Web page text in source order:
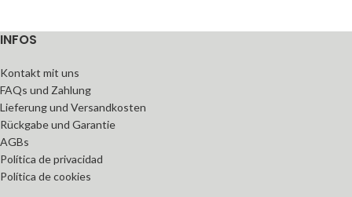
INFOS
Kontakt mit uns
FAQs und Zahlung
Lieferung und Versandkosten
Rückgabe und Garantie
AGBs
Política de privacidad
Política de cookies